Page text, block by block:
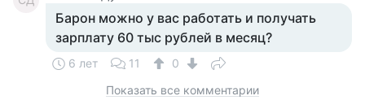
Барон можно у вас работать и получать
зарплату 60 тыс рублей в месяц?
6 лет 11
0
Показать все комментарии